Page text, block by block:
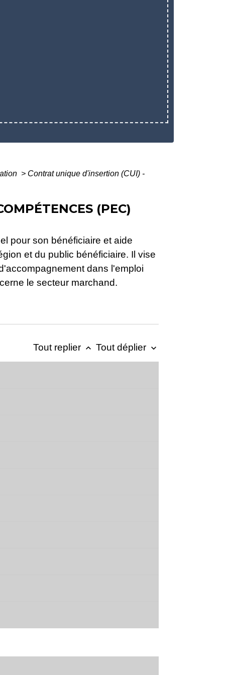
> Contrat unique d'insertion (CUI) -
(PEC)
pour son bénéficiaire et aide
et du public bénéficiaire. Il vise
dans l'emploi
le secteur marchand.
Tout replier keyboard_arrow_up Tout déplier keyboard_arrow_down